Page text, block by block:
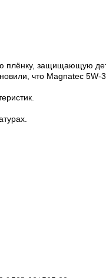
плёнку, защищающую
что Magnatec 5W-